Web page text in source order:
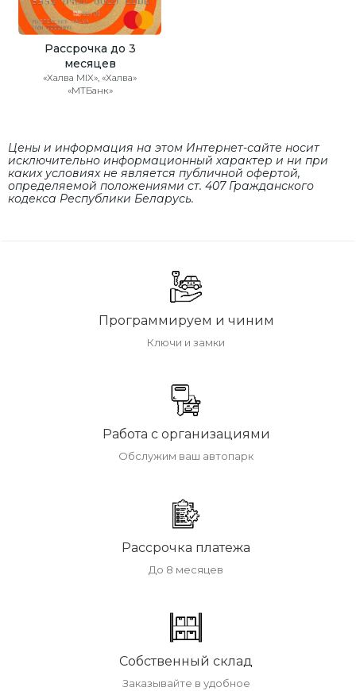
Рассрочка до 3
месяцев
«Халва MIX», «Халва»
«МТБанк»
Цены и информация на этом Интернет-сайте носит
исключительно информационный характер и ни при
каких условиях не является публичной офертой,
определяемой положениями cт. 407 Гражданского
кодекса Республики Беларусь.
Программируем и чиним
Ключи и замки
Работа с организациями
Обслужим ваш автопарк
Рассрочка платежа
До 8 месяцев
Собственный склад
Заказывайте в удобное